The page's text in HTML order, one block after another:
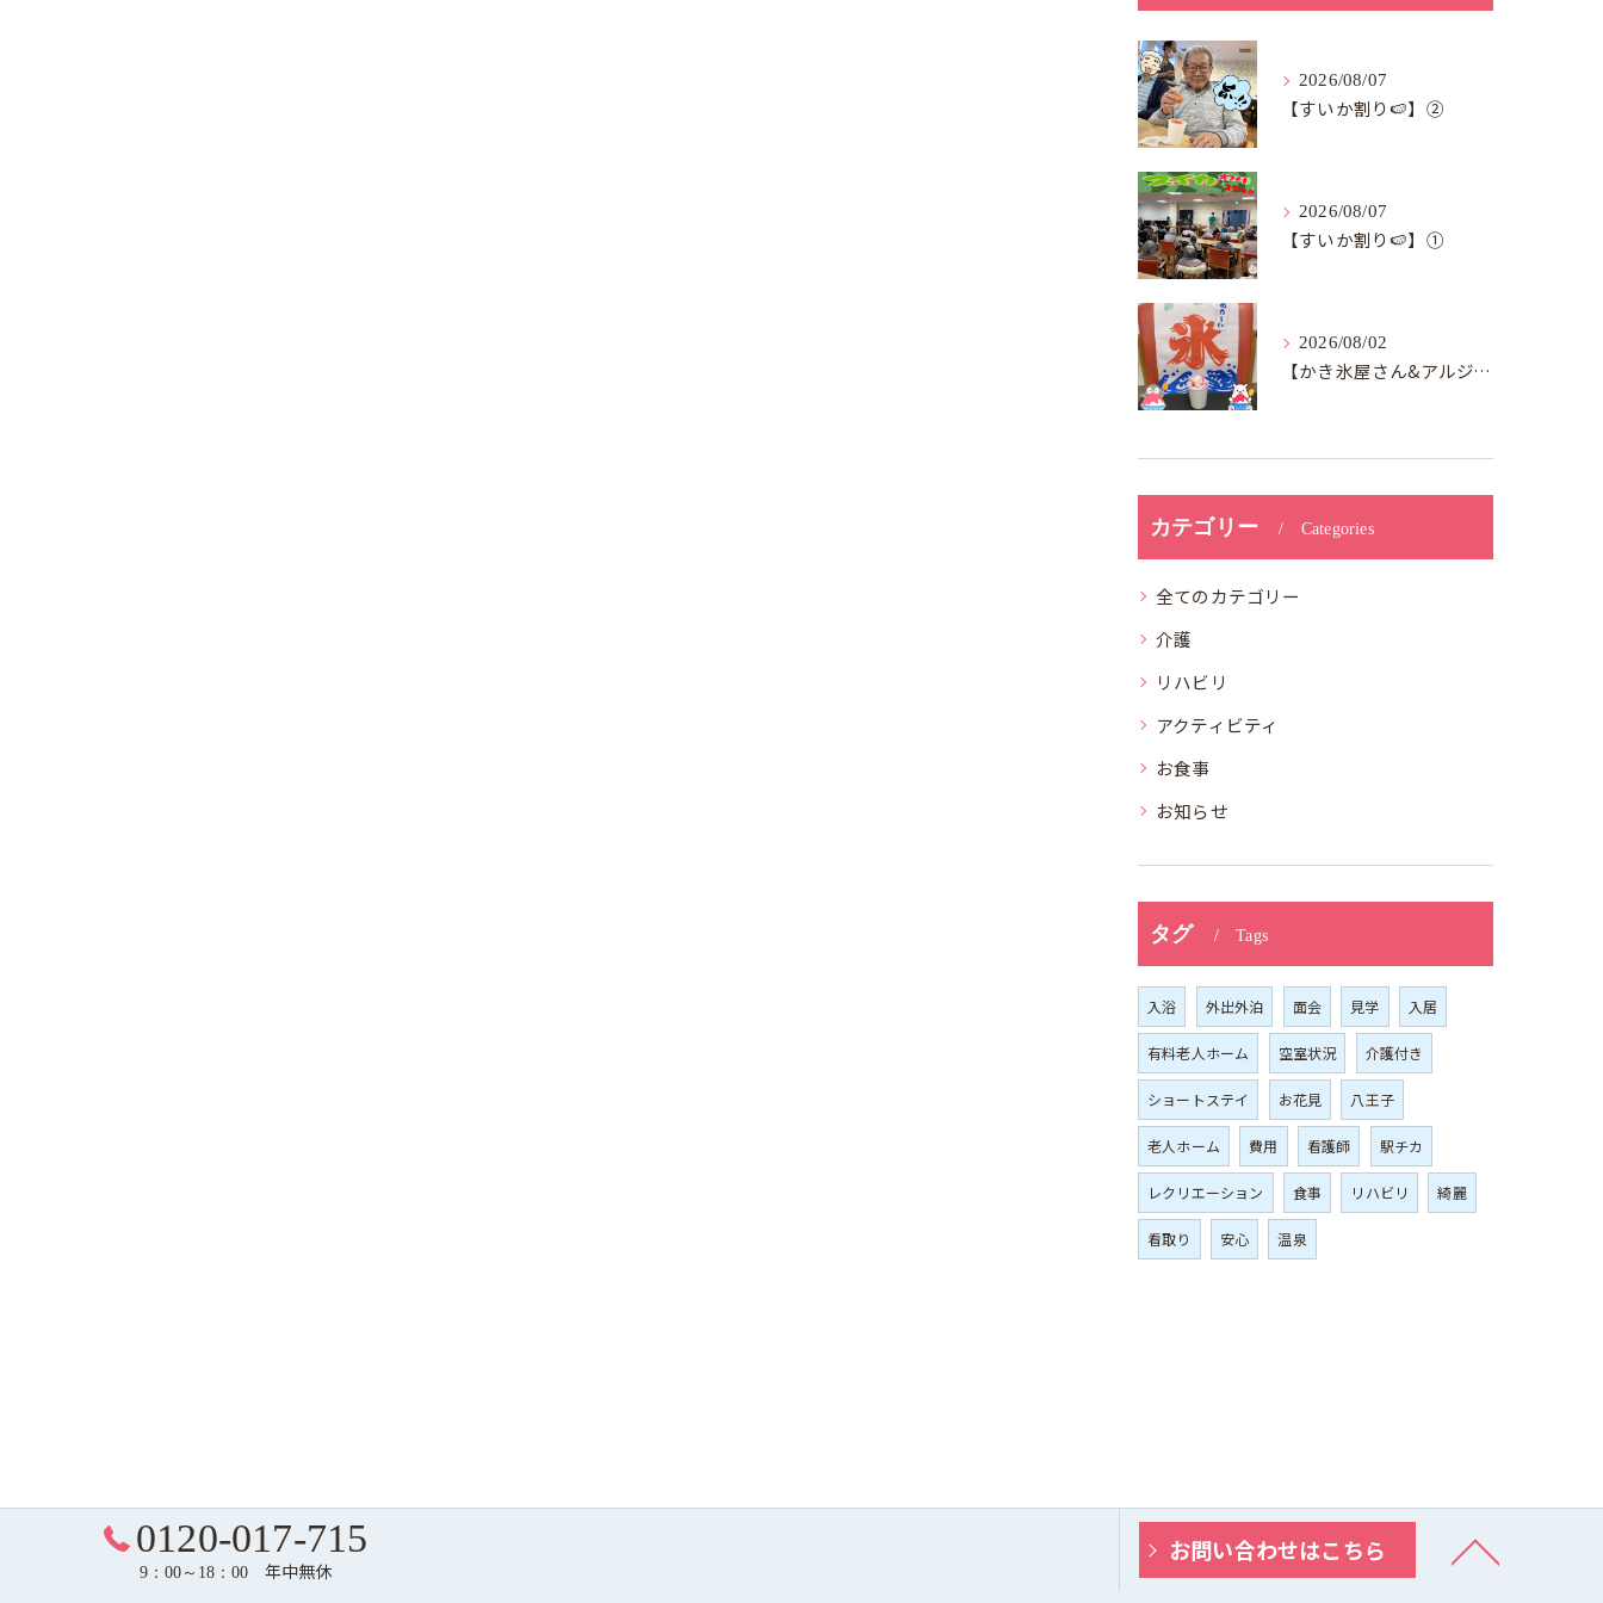
カテゴリー Categories
全てのカテゴリー
介護
リハビリ
アクティビティ
お食事
お知らせ
2026/08/07
【すいか割り🍉】②
2026/08/07
【すいか割り🍉】①
2026/08/02
【かき氷屋さん&アルジャン向日葵】
タグ Tags
入浴 外出外泊 面会 見学 入居
有料老人ホーム 空室状況 介護付き
ショートステイ お花見 八王子
老人ホーム 費用 看護師 駅チカ
レクリエーション 食事 リハビリ 綺麗
看取り 安心 温泉
0120-017-715
9：00～18：00年中無休
お問い合わせはこちら